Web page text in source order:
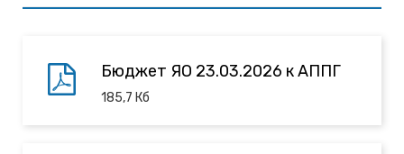
Бюджет ЯО 23.03.2026 к АППГ
185,7 Кб